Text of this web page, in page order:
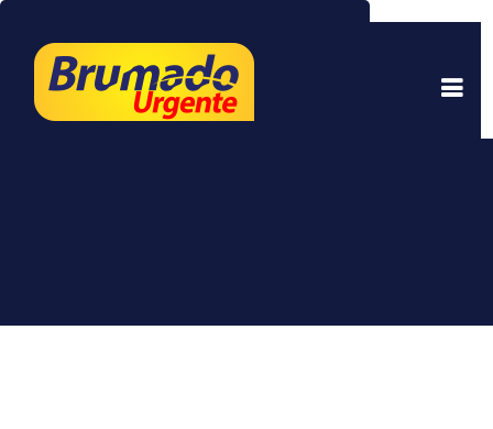
experiência. Ao continuar a navegar, você está
de acordo com isso.Saber mais.